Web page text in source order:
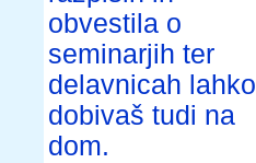
obvestila o
seminarjih ter
delavnicah lahko
dobivaš tudi na
dom.